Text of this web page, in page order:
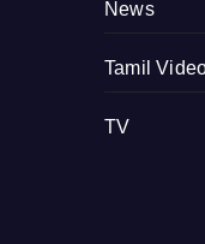
News
Tamil
TV